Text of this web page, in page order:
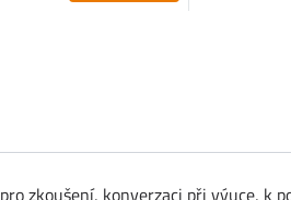
zkoušení, konverzaci při výuce,